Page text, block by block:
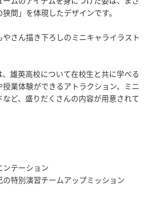
間」を体現したデザインです。
さん描き下ろしのミニキャライラスト
雄英高校について在校生と共に学べる
業体験ができるアトラクション、ミニ
ど、盛りだくさんの内容が用意されて
ンテーション
の特別演習チームアップミッション